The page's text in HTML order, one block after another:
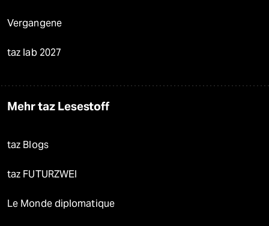
Vergangene
taz lab 2027
Mehr taz Lesestoff
taz Blogs
taz FUTURZWEI
Le Monde diplomatique